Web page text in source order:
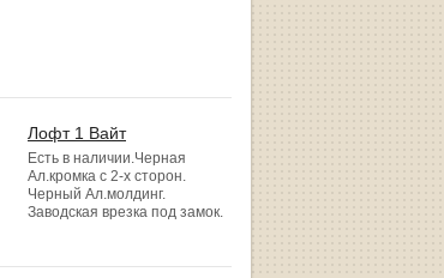
Лофт 1 Вайт
Есть в наличии.Черная
Ал.кромка с 2-х сторон.
Черный Ал.молдинг.
Заводская врезка под замок.